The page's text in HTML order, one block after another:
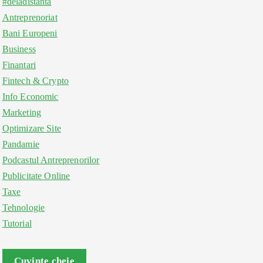
Antreprenoriat
Bani Europeni
Business
Finantari
Fintech & Crypto
Info Economic
Marketing
Optimizare Site
Pandamie
Podcastul Antreprenorilor
Publicitate Online
Taxe
Tehnologie
Tutorial